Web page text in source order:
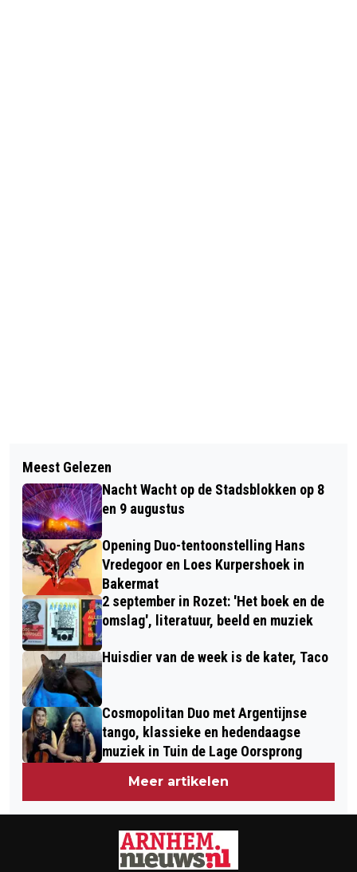
FAIR EN SQUARE ORGANISEERDE
GESPREKSDAG VOOR SEKSWERKERS
IN EDE
ARNHEMSE SUBSIDIE OM TE
VERGROENEN VANWEGE SUCCES
VERLENGD
Meest Gelezen
Nacht Wacht op de Stadsblokken op 8
en 9 augustus
Opening Duo-tentoonstelling Hans
Vredegoor en Loes Kurpershoek in
Bakermat
2 september in Rozet: 'Het boek en de
omslag', literatuur, beeld en muziek
Huisdier van de week is de kater, Taco
Cosmopolitan Duo met Argentijnse
tango, klassieke en hedendaagse
muziek in Tuin de Lage Oorsprong
Meer artikelen